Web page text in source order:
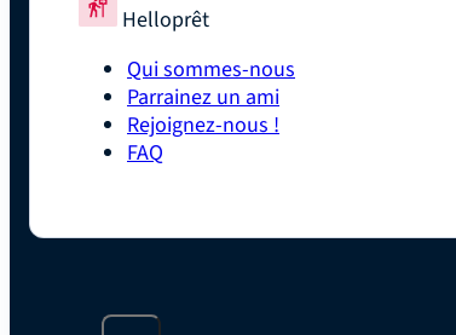
Helloprêt
Qui sommes-nous
Parrainez un ami
Rejoignez-nous !
FAQ